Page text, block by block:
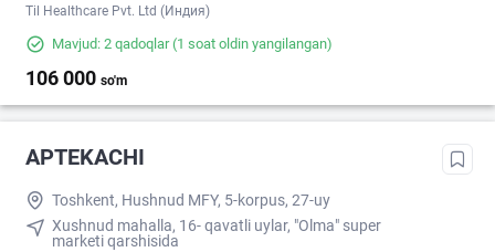
Til Healthcare Pvt. Ltd (Индия)
Mavjud: 2 qadoqlar(1 soat oldin yangilangan)
106 000 so'm
APTEKACHI
Toshkent, Hushnud MFY, 5-korpus, 27-uy
Xushnud mahalla, 16- qavatli uylar, "Olma" super
marketi qarshisida